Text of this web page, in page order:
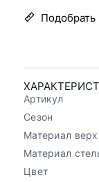
Подобрать
Артикул
Сезон
Материал
Материал
Цвет